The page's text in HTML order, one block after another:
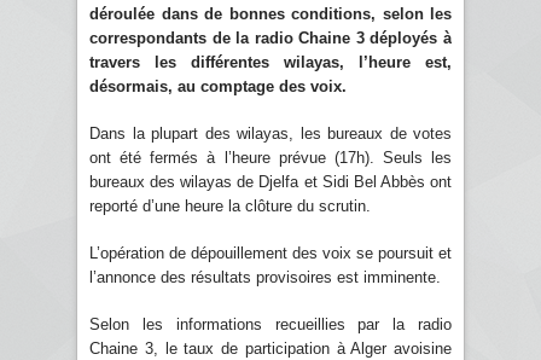
déroulée dans de bonnes conditions, selon les
correspondants de la radio Chaine 3 déployés à
travers les différentes wilayas, l’heure est,
désormais, au comptage des voix.
Dans la plupart des wilayas, les bureaux de votes
ont été fermés à l’heure prévue (17h). Seuls les
bureaux des wilayas de Djelfa et Sidi Bel Abbès ont
reporté d’une heure la clôture du scrutin.
L’opération de dépouillement des voix se poursuit et
l’annonce des résultats provisoires est imminente.
Selon les informations recueillies par la radio
Chaine 3, le taux de participation à Alger avoisine